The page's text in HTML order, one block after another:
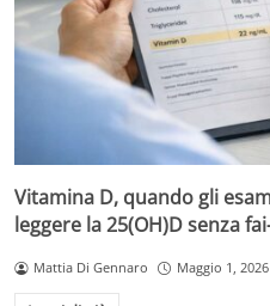
Vitamina D, quando gli
leggere la 25(OH)D senza
Mattia Di Gennaro Maggio 1, 2026